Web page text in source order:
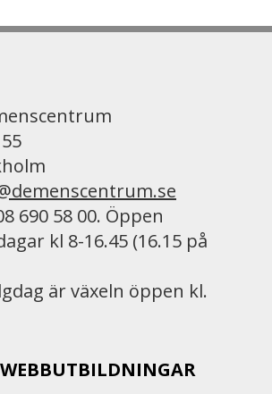
690 58 00. Öppen
kl 8-16.45 (16.15 på
är växeln öppen kl.
WEBBUTBILDNINGAR